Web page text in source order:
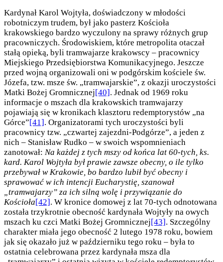
Kardynał Karol Wojtyła, doświadczony w młodości
robotniczym trudem, był jako pasterz Kościoła
krakowskiego bardzo wyczulony na sprawy różnych grup
pracowniczych. Środowiskiem, które metropolita otaczał
stałą opieką, byli tramwajarze krakowscy – pracownicy
Miejskiego Przedsiębiorstwa Komunikacyjnego. Jeszcze
przed wojną organizowali oni w podgórskim kościele św.
Józefa, tzw. msze św. „tramwajarskie”, z okazji uroczystości
Matki Bożej Gromnicznej[40] . Jednak od 1969 roku
informacje o mszach dla krakowskich tramwajarzy
pojawiają się w kronikach klasztoru redemptorystów „na
Górce”[41] . Organizatorami tych uroczystości byli
pracownicy tzw. „czwartej zajezdni-Podgórze”, a jeden z
nich – Stanisław Rudko – w swoich wspomnieniach
zanotował: Na każdej z tych mszy od końca lat 60-tych, ks.
kard. Karol Wojtyła był prawie zawsze obecny, o ile tylko
przebywał w Krakowie, bo bardzo lubił być obecny i
sprawować w ich intencji Eucharystię, szanował
„tramwajarzy” za ich silną wolę i przywiązanie do
Kościoła[42] . W kronice domowej z lat 70-tych odnotowana
została trzykrotnie obecność kardynała Wojtyły na owych
mszach ku czci Matki Bożej Gromnicznej[43] . Szczególny
charakter miała jego obecność 2 lutego 1978 roku, bowiem
jak się okazało już w październiku tego roku – była to
ostatnia celebrowana przez kardynała msza dla